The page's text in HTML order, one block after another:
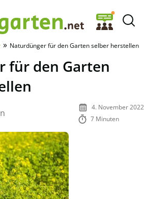
» Naturdünger für den Garten selber herstellen
für den Garten
4. November 2022
7 Minuten